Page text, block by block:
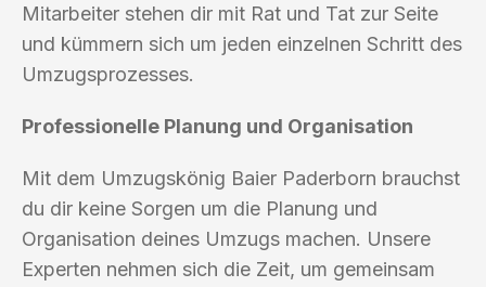
Mitarbeiter stehen dir mit Rat und Tat zur Seite
und kümmern sich um jeden einzelnen Schritt des
Umzugsprozesses.
Professionelle Planung und Organisation
Mit dem Umzugskönig Baier Paderborn brauchst
du dir keine Sorgen um die Planung und
Organisation deines Umzugs machen. Unsere
Experten nehmen sich die Zeit, um gemeinsam